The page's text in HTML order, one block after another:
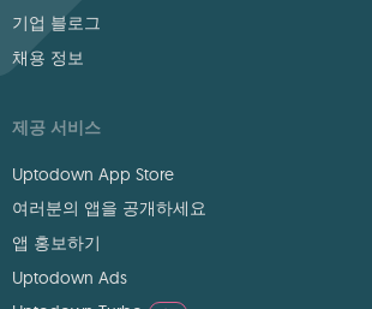
기업 블로그
채용 정보
제공 서비스
Uptodown App Store
여러분의 앱을 공개하세요
앱 홍보하기
Uptodown Ads